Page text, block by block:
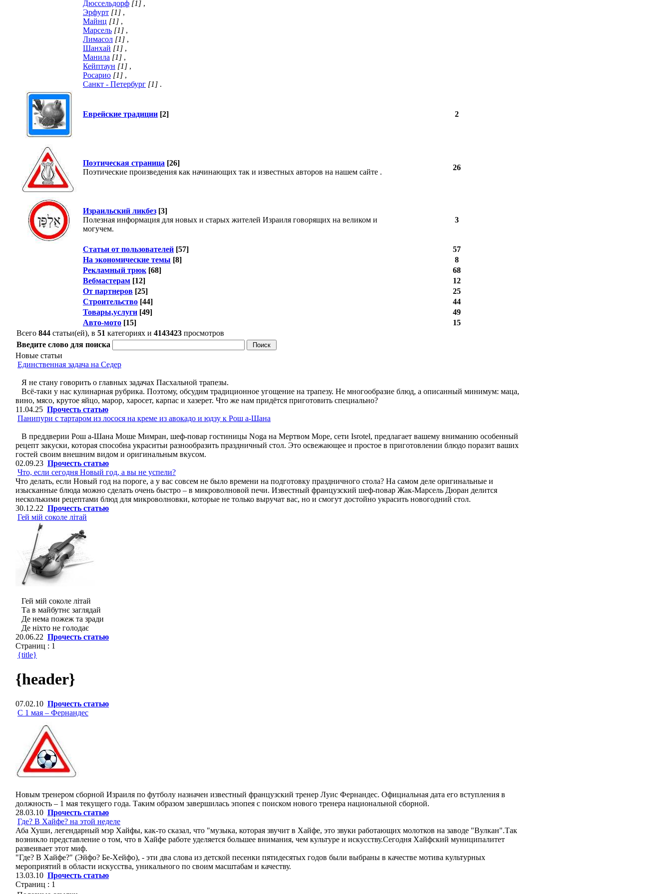
Дюссельдорф [1] ,
Эрфурт [1] ,
Майнц [1] ,
Марсель [1] ,
Лимасол [1] ,
Шанхай [1] ,
Манила [1] ,
Кейптаун [1] ,
Росарио [1] ,
Санкт - Петербург [1] .
Еврейские традиции [2] 2
Поэтическая страница [26]
Поэтические произведения как начинающих так и известных авторов на нашем сайте .
26
Израильский ликбез [3]
Полезная информация для новых и старых жителей Израиля говорящих на великом и
могучем.
3
Статьи от пользователей [57]
57
На экономические темы [8]
8
Рекламный трюк [68]
68
Вебмастерам [12]
12
От партнеров [25]
25
Строительство [44]
44
Товары,услуги [49]
49
Авто-мото [15]
15
Всего 844 статьи(ей), в 51 категориях и 4143423 просмотров
Введите слово для поиска
Новые статьи
Единственная задача на Седер
Я не стану говорить о главных задачах Пасхальной трапезы.
Всё-таки у нас кулинарная рубрика. Поэтому, обсудим традиционное угощение на трапезу. Не многообразие блюд, а описанный минимум: маца,
вино, мясо, крутое яйцо, марор, харосет, карпас и хазерет. Что же нам придётся приготовить специально?
11.04.25 Прочесть статью
Панипури с тартаром из лосося на креме из авокадо и юдзу к Рош а-Шана
В преддверии Рош а-Шана Моше Мимран, шеф-повар гостиницы Noga на Мертвом Море, сети Isrotel, предлагает вашему вниманию особенный
рецепт закуски, которая способна украситьи разнообразить праздничный стол. Это освежающее и простое в приготовлении блюдо поразит ваших
гостей своим внешним видом и оригинальным вкусом.
02.09.23 Прочесть статью
Что, если сегодня Новый год, а вы не успели?
Что делать, если Новый год на пороге, а у вас совсем не было времени на подготовку праздничного стола? На самом деле оригинальные и
изысканные блюда можно сделать очень быстро – в микроволновой печи. Известный французский шеф-повар Жак-Марсель Дюран делится
несколькими рецептами блюд для микроволновки, которые не только выручат вас, но и смогут достойно украсить новогодний стол.
30.12.22 Прочесть статью
Гей мій соколе літай
Гей мій соколе літай
Та в майбутнє заглядай
Де нема пожеж та зради
Де ніхто не голодає
20.06.22 Прочесть статью
Страниц : 1
{title}
{header}
07.02.10 Прочесть статью
С 1 мая – Фернандес
Новым тренером сборной Израиля по футболу назначен известный французский тренер Луис Фернандес. Официальная дата его вступления в
должность – 1 мая текущего года. Таким образом завершилась эпопея с поиском нового тренера национальной сборной.
28.03.10 Прочесть статью
Где? В Хайфе? на этой неделе
Аба Хуши, легендарный мэр Хайфы, как-то сказал, что "музыка, которая звучит в Хайфе, это звуки работающих молотков на заводе "Вулкан".Так
возникло представление о том, что в Хайфе работе уделяется большее внимания, чем культуре и искусству.Сегодня Хайфский муниципалитет
развеивает этот миф.
"Где? В Хайфе?" (Эйфо? Бе-Хейфо), - эти два слова из детской песенки пятидесятых годов были выбраны в качестве мотива культурных
мероприятий в области искусства, уникального по своим масштабам и качеству.
13.03.10 Прочесть статью
Страниц : 1